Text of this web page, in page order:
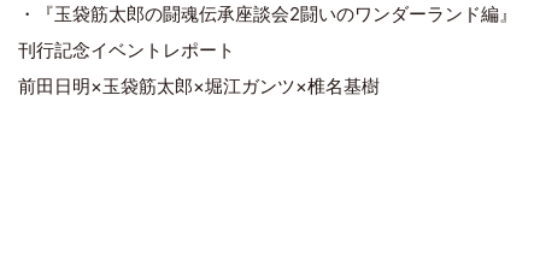
・『玉袋筋太郎の闘魂伝承座談会2闘いのワンダーランド編』
刊行記念イベントレポート
前田日明×玉袋筋太郎×堀江ガンツ×椎名基樹